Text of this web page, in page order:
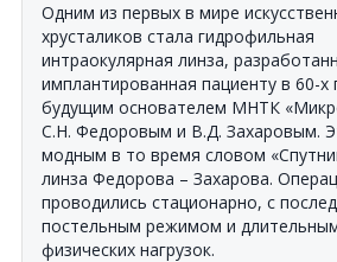
Одним из первых в мире
хрусталиков стала гидрофильная
интраокулярная линза,
имплантированная пациенту в 60-х
будущим основателем МНТК
С.Н. Федоровым и В.Д. Захаровым.
модным в то время словом
линза Федорова – Захарова.
проводились стационарно, с
постельным режимом и
физических нагрузок.